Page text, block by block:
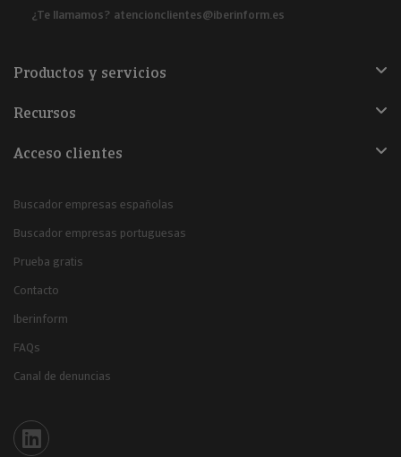
¿Te llamamos? atencionclientes@iberinform.es
Productos y servicios
Recursos
Acceso clientes
Buscador empresas españolas
Buscador empresas portuguesas
Prueba gratis
Contacto
Iberinform
FAQs
Canal de denuncias
Iberinform en Linkedin